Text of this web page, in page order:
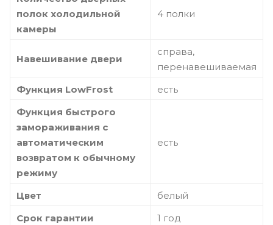
полок холодильной
камеры
4 полки
Навешивание двери
справа,
перенавешиваемая
Функция LowFrost
есть
Функция быстрого
замораживания с
автоматическим
возвратом к обычному
режиму
есть
Цвет
белый
Срок гарантии
1 год